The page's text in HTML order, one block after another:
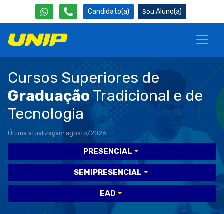
Candidato(a) Aluno(a)
Cursos Superiores de
GraduaçãoTradicional e de
Tecnologia
Última atualização: agosto/2026
PRESENCIAL
SEMIPRESENCIAL
EAD